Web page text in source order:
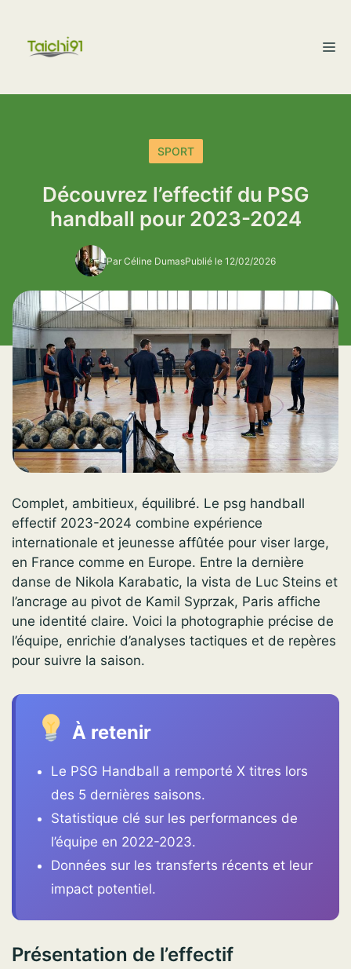
contenu
SPORT
Découvrez l’effectif du PSG
handball pour 2023-2024
Par Céline DumasPublié le 12/02/2026
Complet, ambitieux, équilibré. Le psg handball
effectif 2023-2024 combine expérience
internationale et jeunesse affûtée pour viser large,
en France comme en Europe. Entre la dernière
danse de Nikola Karabatic, la vista de Luc Steins et
l’ancrage au pivot de Kamil Syprzak, Paris affiche
une identité claire. Voici la photographie précise de
l’équipe, enrichie d’analyses tactiques et de repères
pour suivre la saison.
À retenir
Le PSG Handball a remporté X titres lors
des 5 dernières saisons.
Statistique clé sur les performances de
l’équipe en 2022-2023.
Données sur les transferts récents et leur
impact potentiel.
Présentation de l’effectif